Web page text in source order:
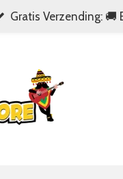
Gratis Verzending: